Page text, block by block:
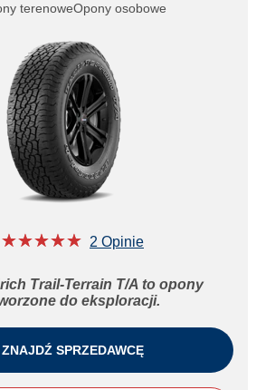
terenoweOpony osobowe
★★★★★
☆☆☆☆☆ 2 Opinie
Trail-Terrain T/A to opony
do eksploracji.
ZNAJDŹ SPRZEDAWCĘ